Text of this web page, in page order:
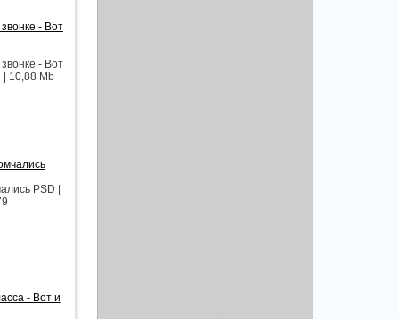
- Вот
- Вот
10,88 Mb
PSD |
- Вот и